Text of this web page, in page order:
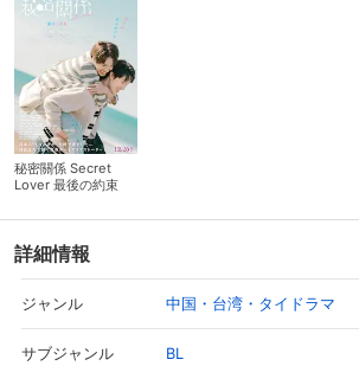
秘密關係 Secret
Lover 最後の約束
詳細情報
ジャンル 中国・台湾・タイドラマ
サブジャンル BL